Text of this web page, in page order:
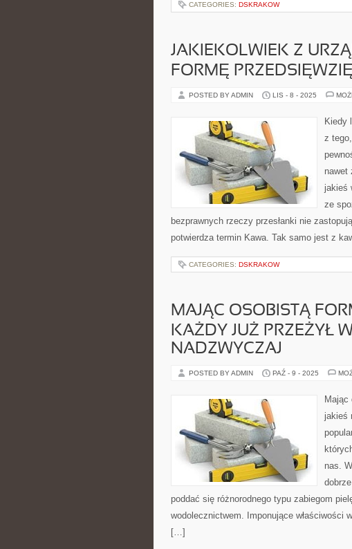
CATEGORIES: DSKRAKOW
JAKIEKOLWIEK Z
FORMĘ
POSTED BY ADMIN LIS - 8 - 2025
Kiedy
z
nawet
jakieś
ze
bezprawnych rzeczy przesłanki nie
potwierdza termin Kawa. Tak samo jest z
CATEGORIES: DSKRAKOW
MAJĄC OSOBISTĄ
KAŻDY JUŻ PRZEŻYŁ
NADZWYCZAJ
POSTED BY ADMIN PAŹ - 9 - 2025
Mając
jakieś
nas.
poddać się różnorodnego typu zabiegom
wodolecznictwem. Imponujące właściwości
[…]